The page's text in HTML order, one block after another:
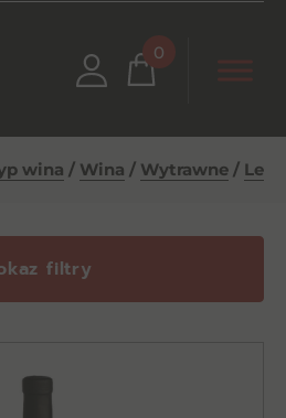
0
wina / Wina / Wytrawne /
filtry